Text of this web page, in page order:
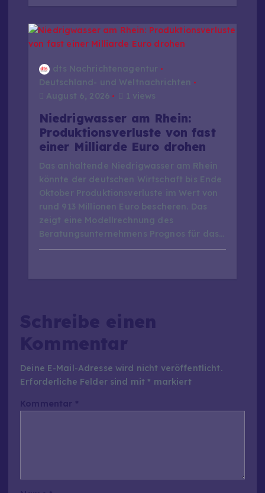
dts Nachrichtenagentur
Deutschland- und Weltnachrichten
August 6, 2026
1 views
Niedrigwasser am Rhein:
Produktionsverluste von fast
einer Milliarde Euro drohen
Das anhaltende Niedrigwasser am Rhein
könnte der deutschen Wirtschaft bis Ende
Oktober Produktionsverluste im Wert von
rund 913 Millionen Euro bescheren. Das
zeigt eine Modellrechnung des
Beratungsunternehmens Prognos für das…
Deine E-Mail-Adresse wird nicht veröffentlicht.
Erforderliche Felder sind mit * markiert